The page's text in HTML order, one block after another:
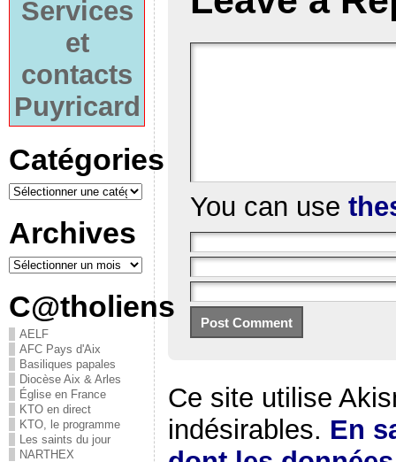
Services
et
contacts
Puyricard
Catégories
Archives
C@tholiens
AELF
AFC Pays d'Aix
Basiliques papales
Diocèse Aix & Arles
Église en France
KTO en direct
KTO, le programme
Les saints du jour
NARTHEX
You can use
Ce site utilise
indésirables. En